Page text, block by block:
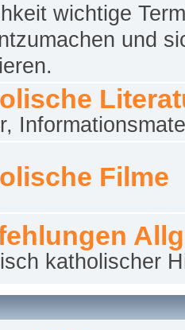
wichtige
und
Filme
katholischer